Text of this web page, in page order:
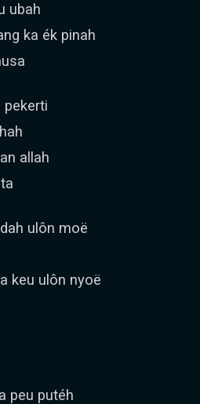
ubah
ka ék pinah
pekerti
allah
ulôn moë
keu ulôn nyoë
peu putéh